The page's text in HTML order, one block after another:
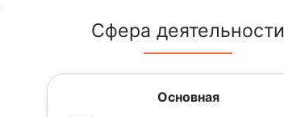
Сфера деятельности
Основная